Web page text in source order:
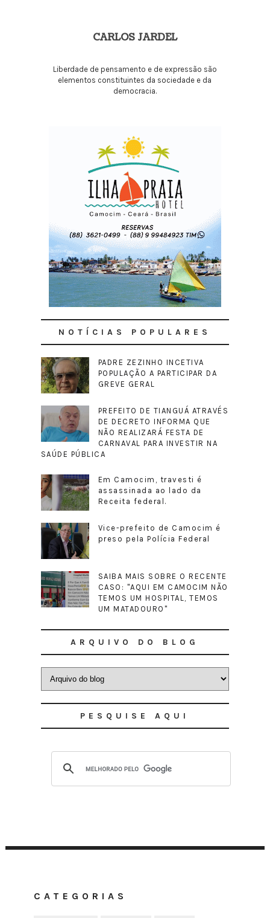
CARLOS JARDEL
Liberdade de pensamento e de expressão são
elementos constituintes da sociedade e da
democracia.
NOTÍCIAS POPULARES
PADRE ZEZINHO INCETIVA
POPULAÇÃO A PARTICIPAR DA
GREVE GERAL
PREFEITO DE TIANGUÁ ATRAVÉS
DE DECRETO INFORMA QUE
NÃO REALIZARÁ FESTA DE
CARNAVAL PARA INVESTIR NA
SAÚDE PÚBLICA
Em Camocim, travesti é
assassinada ao lado da
Receita federal.
Vice-prefeito de Camocim é
preso pela Polícia Federal
SAIBA MAIS SOBRE O RECENTE
CASO: "AQUI EM CAMOCIM NÃO
TEMOS UM HOSPITAL, TEMOS
UM MATADOURO"
ARQUIVO DO BLOG
PESQUISE AQUI
CATEGORIAS